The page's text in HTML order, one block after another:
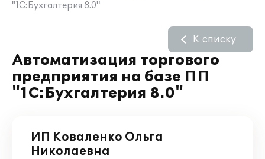
"1С:Бухгалтерия 8.0"
Автоматизация торгового
предприятия на базе ПП
"1С:Бухгалтерия 8.0"
К списку
ИП Коваленко Ольга
Николаевна